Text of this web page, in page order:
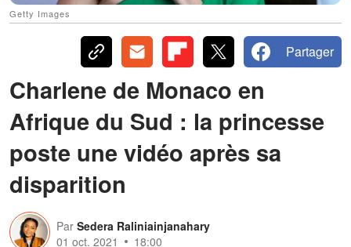
Getty Images
Partager
Charlene de Monaco en
Afrique du Sud : la princesse
poste une vidéo après sa
disparition
Par Sedera Raliniainjanahary
01 oct. 2021
18:00